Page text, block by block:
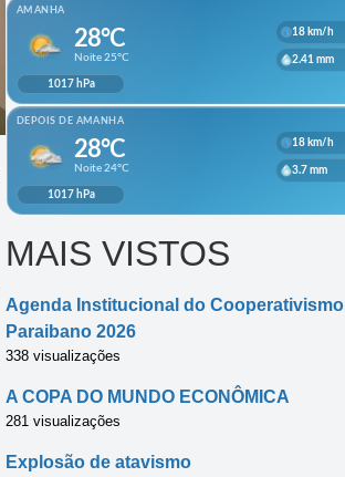
MAIS VISTOS
Agenda Institucional do Cooperativismo
Paraibano 2026
338 visualizações
A COPA DO MUNDO ECONÔMICA
281 visualizações
Explosão de atavismo